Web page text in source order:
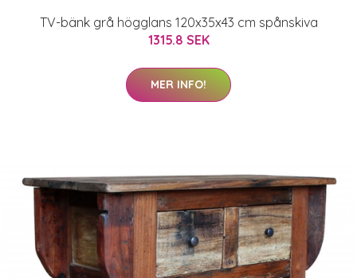
TV-bänk grå högglans 120x35x43 cm spånskiva
1315.8 SEK
MER INFO!